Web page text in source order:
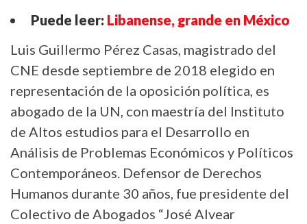
Puede leer: Libanense, grande en México
Luis Guillermo Pérez Casas, magistrado del
CNE desde septiembre de 2018 elegido en
representación de la oposición política, es
abogado de la UN, con maestría del Instituto
de Altos estudios para el Desarrollo en
Análisis de Problemas Económicos y Políticos
Contemporáneos. Defensor de Derechos
Humanos durante 30 años, fue presidente del
Colectivo de Abogados “José Alvear